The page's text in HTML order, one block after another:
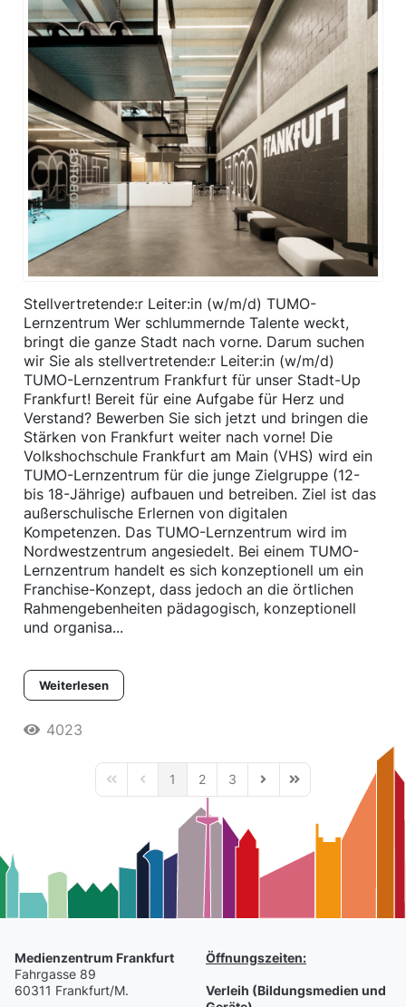
Stellvertretende:r Leiter:in (w/m/d) TUMO-
Lernzentrum Wer schlummernde Talente weckt,
bringt die ganze Stadt nach vorne. Darum suchen
wir Sie als stellvertretende:r Leiter:in (w/m/d)
TUMO-Lernzentrum Frankfurt für unser Stadt-Up
Frankfurt! Bereit für eine Aufgabe für Herz und
Verstand? Bewerben Sie sich jetzt und bringen die
Stärken von Frankfurt weiter nach vorne! Die
Volkshochschule Frankfurt am Main (VHS) wird ein
TUMO-Lernzentrum für die junge Zielgruppe (12-
bis 18-Jährige) aufbauen und betreiben. Ziel ist das
außerschulische Erlernen von digitalen
Kompetenzen. Das TUMO-Lernzentrum wird im
Nordwestzentrum angesiedelt. Bei einem TUMO-
Lernzentrum handelt es sich konzeptionell um ein
Franchise-Konzept, dass jedoch an die örtlichen
Rahmengebenheiten pädagogisch, konzeptionell
und organisa...
Weiterlesen
4023
First PagePrevious Page
1 2 3 Next PageLast Page
Medienzentrum Frankfurt
Fahrgasse 89
60311 Frankfurt/M.
Öffnungszeiten:
Verleih (Bildungsmedien und